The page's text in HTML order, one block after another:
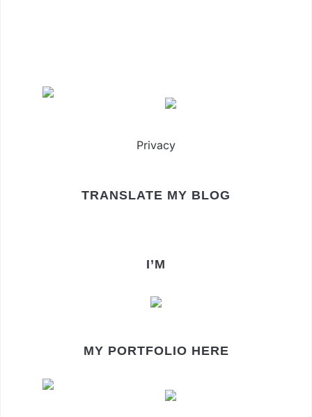
Privacy
TRANSLATE MY BLOG
I’M
MY PORTFOLIO HERE